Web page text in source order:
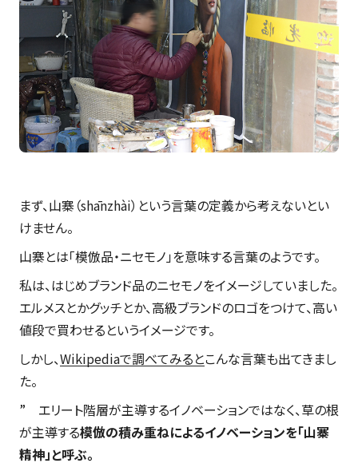
まず、山寨（shānzhài）という言葉の定義から考えないとい
けません。
山寨とは「模倣品・ニセモノ」を意味する言葉のようです。
私は、はじめブランド品のニセモノをイメージしていました。
エルメスとかグッチとか、高級ブランドのロゴをつけて、高い
値段で買わせるというイメージです。
しかし、Wikipediaで調べてみるとこんな言葉も出てきまし
た。
エリート階層が主導するイノベーションではなく、草の根
が主導する模倣の積み重ねによるイノベーションを「山寨
精神」と呼ぶ。